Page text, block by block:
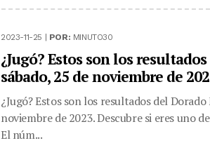
2023-11-25 | POR: MINUTO30
¿Jugó? Estos son los
sábado, 25 de noviembre de
¿Jugó? Estos son los resultados del
noviembre de 2023. Descubre si eres uno
El núm...